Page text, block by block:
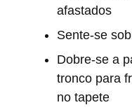
afastados
Sente-se
Dobre-se a
tronco para
no tapete